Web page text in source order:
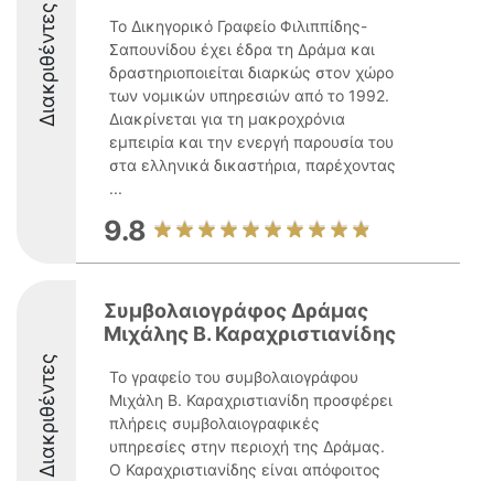
Διακριθέντες
Το Δικηγορικό Γραφείο Φιλιππίδης-
Σαπουνίδου έχει έδρα τη Δράμα και
δραστηριοποιείται διαρκώς στον χώρο
των νομικών υπηρεσιών από το 1992.
Διακρίνεται για τη μακροχρόνια
εμπειρία και την ενεργή παρουσία του
στα ελληνικά δικαστήρια, παρέχοντας
...
9.8
Διακριθέντες
Συμβολαιογράφος Δράμας
Μιχάλης Β. Καραχριστιανίδης
Το γραφείο του συμβολαιογράφου
Μιχάλη Β. Καραχριστιανίδη προσφέρει
πλήρεις συμβολαιογραφικές
υπηρεσίες στην περιοχή της Δράμας.
Ο Καραχριστιανίδης είναι απόφοιτος